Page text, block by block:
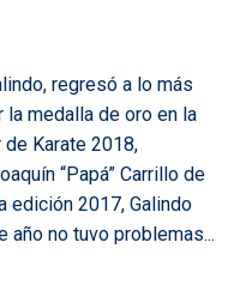
regresó a lo más
medalla de oro en la
Karate 2018,
“Papá” Carrillo de
edición 2017, Galindo
no tuvo problemas...